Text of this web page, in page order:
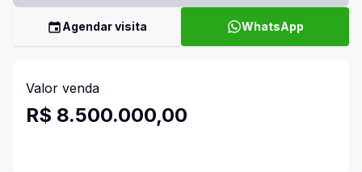
Agendar visita WhatsApp
Valor venda
R$ 8.500.000,00